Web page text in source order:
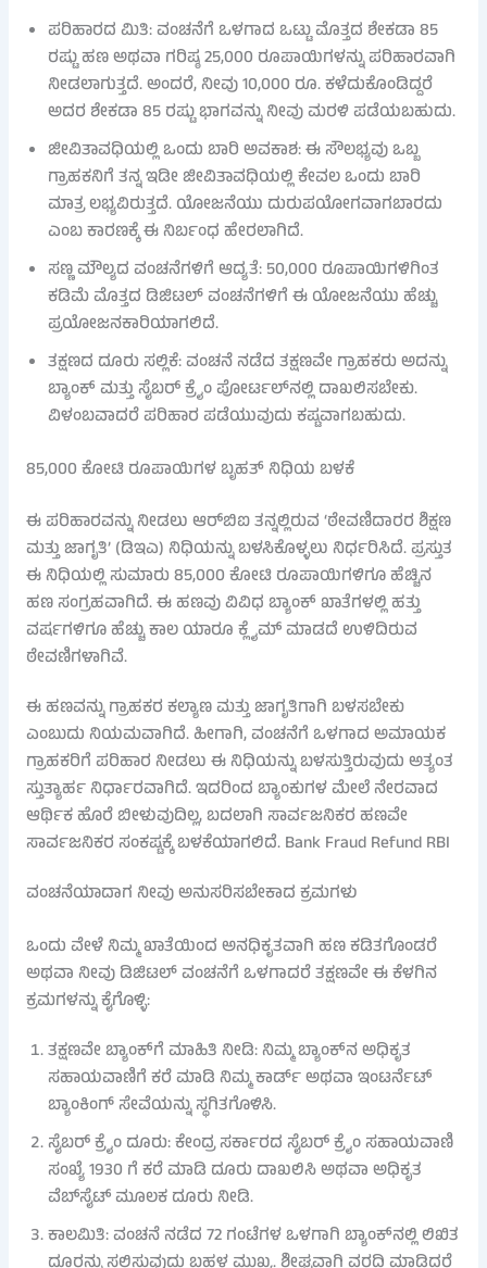
ಪರಿಹಾರದ ಮಿತಿ: ವಂಚನೆಗೆ ಒಳಗಾದ ಒಟ್ಟು ಮೊತ್ತದ ಶೇಕಡಾ 85
ರಷ್ಟು ಹಣ ಅಥವಾ ಗರಿಷ್ಠ 25,000 ರೂಪಾಯಿಗಳನ್ನು ಪರಿಹಾರವಾಗಿ
ನೀಡಲಾಗುತ್ತದೆ. ಅಂದರೆ, ನೀವು 10,000 ರೂ. ಕಳೆದುಕೊಂಡಿದ್ದರೆ
ಅದರ ಶೇಕಡಾ 85 ರಷ್ಟು ಭಾಗವನ್ನು ನೀವು ಮರಳಿ ಪಡೆಯಬಹುದು.
ಜೀವಿತಾವಧಿಯಲ್ಲಿ ಒಂದು ಬಾರಿ ಅವಕಾಶ: ಈ ಸೌಲಭ್ಯವು ಒಬ್ಬ
ಗ್ರಾಹಕನಿಗೆ ತನ್ನ ಇಡೀ ಜೀವಿತಾವಧಿಯಲ್ಲಿ ಕೇವಲ ಒಂದು ಬಾರಿ
ಮಾತ್ರ ಲಭ್ಯವಿರುತ್ತದೆ. ಯೋಜನೆಯು ದುರುಪಯೋಗವಾಗಬಾರದು
ಎಂಬ ಕಾರಣಕ್ಕೆ ಈ ನಿರ್ಬಂಧ ಹೇರಲಾಗಿದೆ.
ಸಣ್ಣ ಮೌಲ್ಯದ ವಂಚನೆಗಳಿಗೆ ಆದ್ಯತೆ: 50,000 ರೂಪಾಯಿಗಳಿಗಿಂತ
ಕಡಿಮೆ ಮೊತ್ತದ ಡಿಜಿಟಲ್ ವಂಚನೆಗಳಿಗೆ ಈ ಯೋಜನೆಯು ಹೆಚ್ಚು
ಪ್ರಯೋಜನಕಾರಿಯಾಗಲಿದೆ.
ತಕ್ಷಣದ ದೂರು ಸಲ್ಲಿಕೆ: ವಂಚನೆ ನಡೆದ ತಕ್ಷಣವೇ ಗ್ರಾಹಕರು ಅದನ್ನು
ಬ್ಯಾಂಕ್ ಮತ್ತು ಸೈಬರ್ ಕ್ರೈಂ ಪೋರ್ಟಲ್‌ನಲ್ಲಿ ದಾಖಲಿಸಬೇಕು.
ವಿಳಂಬವಾದರೆ ಪರಿಹಾರ ಪಡೆಯುವುದು ಕಷ್ಟವಾಗಬಹುದು.
85,000 ಕೋಟಿ ರೂಪಾಯಿಗಳ ಬೃಹತ್ ನಿಧಿಯ ಬಳಕೆ
ಈ ಪರಿಹಾರವನ್ನು ನೀಡಲು ಆರ್‌ಬಿಐ ತನ್ನಲ್ಲಿರುವ ‘ಠೇವಣಿದಾರರ ಶಿಕ್ಷಣ
ಮತ್ತು ಜಾಗೃತಿ’ (ಡಿಇಎ) ನಿಧಿಯನ್ನು ಬಳಸಿಕೊಳ್ಳಲು ನಿರ್ಧರಿಸಿದೆ. ಪ್ರಸ್ತುತ
ಈ ನಿಧಿಯಲ್ಲಿ ಸುಮಾರು 85,000 ಕೋಟಿ ರೂಪಾಯಿಗಳಿಗೂ ಹೆಚ್ಚಿನ
ಹಣ ಸಂಗ್ರಹವಾಗಿದೆ. ಈ ಹಣವು ವಿವಿಧ ಬ್ಯಾಂಕ್ ಖಾತೆಗಳಲ್ಲಿ ಹತ್ತು
ವರ್ಷಗಳಿಗೂ ಹೆಚ್ಚು ಕಾಲ ಯಾರೂ ಕ್ಲೈಮ್ ಮಾಡದೆ ಉಳಿದಿರುವ
ಠೇವಣಿಗಳಾಗಿವೆ.
ಈ ಹಣವನ್ನು ಗ್ರಾಹಕರ ಕಲ್ಯಾಣ ಮತ್ತು ಜಾಗೃತಿಗಾಗಿ ಬಳಸಬೇಕು
ಎಂಬುದು ನಿಯಮವಾಗಿದೆ. ಹೀಗಾಗಿ, ವಂಚನೆಗೆ ಒಳಗಾದ ಅಮಾಯಕ
ಗ್ರಾಹಕರಿಗೆ ಪರಿಹಾರ ನೀಡಲು ಈ ನಿಧಿಯನ್ನು ಬಳಸುತ್ತಿರುವುದು ಅತ್ಯಂತ
ಸ್ತುತ್ಯಾರ್ಹ ನಿರ್ಧಾರವಾಗಿದೆ. ಇದರಿಂದ ಬ್ಯಾಂಕುಗಳ ಮೇಲೆ ನೇರವಾದ
ಆರ್ಥಿಕ ಹೊರೆ ಬೀಳುವುದಿಲ್ಲ, ಬದಲಾಗಿ ಸಾರ್ವಜನಿಕರ ಹಣವೇ
ಸಾರ್ವಜನಿಕರ ಸಂಕಷ್ಟಕ್ಕೆ ಬಳಕೆಯಾಗಲಿದೆ. Bank Fraud Refund RBI
ವಂಚನೆಯಾದಾಗ ನೀವು ಅನುಸರಿಸಬೇಕಾದ ಕ್ರಮಗಳು
ಒಂದು ವೇಳೆ ನಿಮ್ಮ ಖಾತೆಯಿಂದ ಅನಧಿಕೃತವಾಗಿ ಹಣ ಕಡಿತಗೊಂಡರೆ
ಅಥವಾ ನೀವು ಡಿಜಿಟಲ್ ವಂಚನೆಗೆ ಒಳಗಾದರೆ ತಕ್ಷಣವೇ ಈ ಕೆಳಗಿನ
ಕ್ರಮಗಳನ್ನು ಕೈಗೊಳ್ಳಿ:
ತಕ್ಷಣವೇ ಬ್ಯಾಂಕ್‌ಗೆ ಮಾಹಿತಿ ನೀಡಿ: ನಿಮ್ಮ ಬ್ಯಾಂಕ್‌ನ ಅಧಿಕೃತ
ಸಹಾಯವಾಣಿಗೆ ಕರೆ ಮಾಡಿ ನಿಮ್ಮ ಕಾರ್ಡ್ ಅಥವಾ ಇಂಟರ್ನೆಟ್
ಬ್ಯಾಂಕಿಂಗ್ ಸೇವೆಯನ್ನು ಸ್ಥಗಿತಗೊಳಿಸಿ.
ಸೈಬರ್ ಕ್ರೈಂ ದೂರು: ಕೇಂದ್ರ ಸರ್ಕಾರದ ಸೈಬರ್ ಕ್ರೈಂ ಸಹಾಯವಾಣಿ
ಸಂಖ್ಯೆ 1930 ಗೆ ಕರೆ ಮಾಡಿ ದೂರು ದಾಖಲಿಸಿ ಅಥವಾ ಅಧಿಕೃತ
ವೆಬ್‌ಸೈಟ್ ಮೂಲಕ ದೂರು ನೀಡಿ.
ಕಾಲಮಿತಿ: ವಂಚನೆ ನಡೆದ 72 ಗಂಟೆಗಳ ಒಳಗಾಗಿ ಬ್ಯಾಂಕ್‌ನಲ್ಲಿ ಲಿಖಿತ